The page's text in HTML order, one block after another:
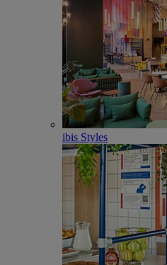
ibis Styles